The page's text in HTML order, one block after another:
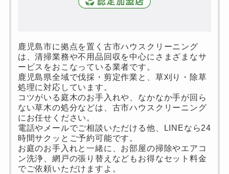
鹿児島市に拠点を置く古市ハウスクリーニング
は、清掃業務や不用品回収を中心にさまざまなサ
ービスをおこなっている業者です。
鹿児島県全域で伐採・剪定作業と、草刈り・除草
処理に対応しています。
コツがいる庭木のお手入れや、なかなか手が回ら
ない草木の処分などは、古市ハウスクリーニング
にお任せください。
電話やメールでご相談いただける他、LINEなら24
時間サクッとご予約可能です。
お庭のお手入れと一緒に、お部屋の掃除やエアコ
ン洗浄、網戸の張り替えなどもお得なセット料金
でご依頼いただけますよ。